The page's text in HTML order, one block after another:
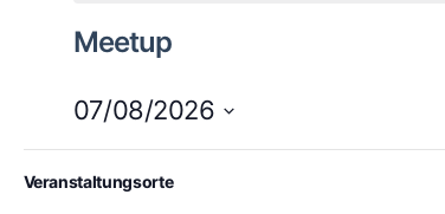
Meetup
07/08/2026
any
Veranstaltungsorte
Es sind keine anstehenden Veranstaltungen vorhanden.